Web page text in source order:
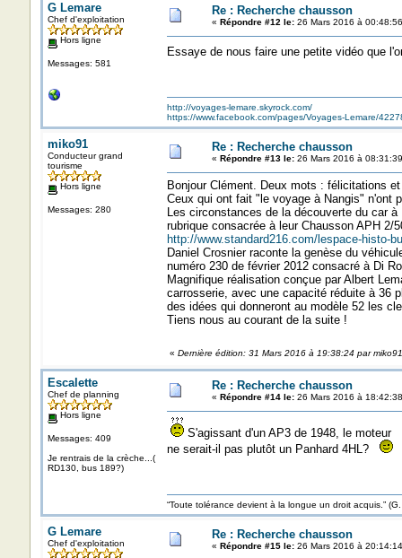
G Lemare
Chef d'exploitation
Hors ligne
Messages: 581
Re : Recherche chausson
« Répondre #12 le:26 Mars 2016 à
Essaye de nous faire une petite vidéo que
http://voyages-lemare.skyrock.com/
https://www.facebook.com/pages/Voyages-Lemare/
miko91
Conducteur grand
tourisme
Hors ligne
Messages: 280
Re : Recherche chausson
« Répondre #13 le:26 Mars 2016 à
Bonjour Clément. Deux mots : félicitations
Ceux qui ont fait "le voyage à Nangis" n'ont
Les circonstances de la découverte du car
rubrique consacrée à leur Chausson APH
http://www.standard216.com/lespace-histo-
Daniel Crosnier raconte la genèse du
numéro 230 de février 2012 consacré à Di
Magnifique réalisation conçue par Albert
carrosserie, avec une capacité réduite à 36
des idées qui donneront au modèle 52 les
Tiens nous au courant de la suite !
« Dernière édition: 31 Mars 2016 à 19:38:24 par miko91
Escalette
Chef de planning
Hors ligne
Messages: 409
Je rentrais de la crèche...(
RD130, bus 189?)
Re : Recherche chausson
« Répondre #14 le:26 Mars 2016 à
S'agissant d'un AP3 de 1948, le moteur
ne serait-il pas plutôt un Panhard 4HL?
“Toute tolérance devient à la longue un droit acquis.”
G Lemare
Chef d'exploitation
Re : Recherche chausson
« Répondre #15 le:26 Mars 2016 à